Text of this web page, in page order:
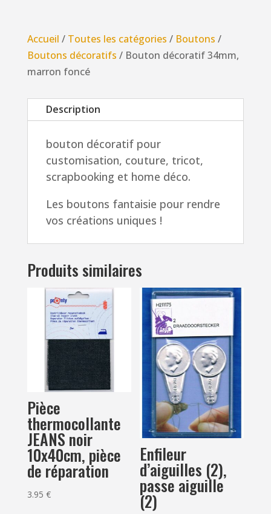
marron
foncé
Accueil / Toutes les catégories / Boutons /
Boutons décoratifs / Bouton décoratif 34mm,
marron foncé
Description
bouton décoratif pour
customisation, couture, tricot,
scrapbooking et home déco.
Les boutons fantaisie pour rendre
vos créations uniques !
Produits similaires
Pièce
thermocollante
JEANS noir
10x40cm, pièce
de réparation
3.95 €
Enfileur
d’aiguilles (2),
passe aiguille
(2)